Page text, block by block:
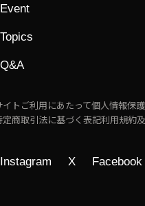
Event
Topics
Q&A
イトご利用にあたって個人情報保
定商取引法に基づく表記利用規約
Instagram X Facebook